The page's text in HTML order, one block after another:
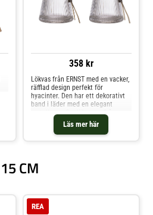
358 kr
Läs mer här
Lökvas från ERNST med en vacker,
räfflad design perfekt för
hyacinter. Den har ett dekorativt
band i läder med en elegant
metallogga.Om lökvasen från
ERNST- Gjord av glas.- Lökvasen
finns i olika storlekar.- Dekorativt
band med en platta med en
Royal Design.
15 CM
REA